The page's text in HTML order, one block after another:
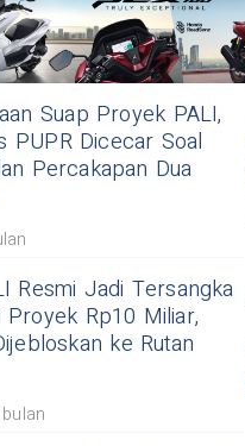
Suap Proyek PALI,
PUPR Dicecar Soal
Percakapan Dua
Resmi Jadi Tersangka
Proyek Rp10 Miliar,
ke Rutan